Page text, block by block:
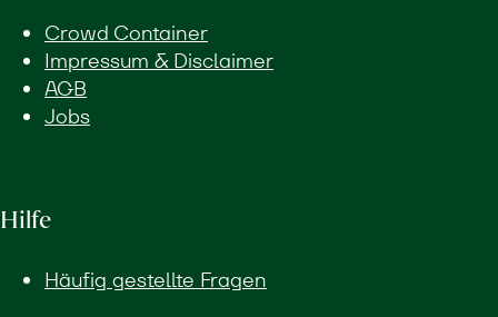
Crowd Container
Impressum & Disclaimer
AGB
Jobs
Hilfe
Häufig gestellte Fragen